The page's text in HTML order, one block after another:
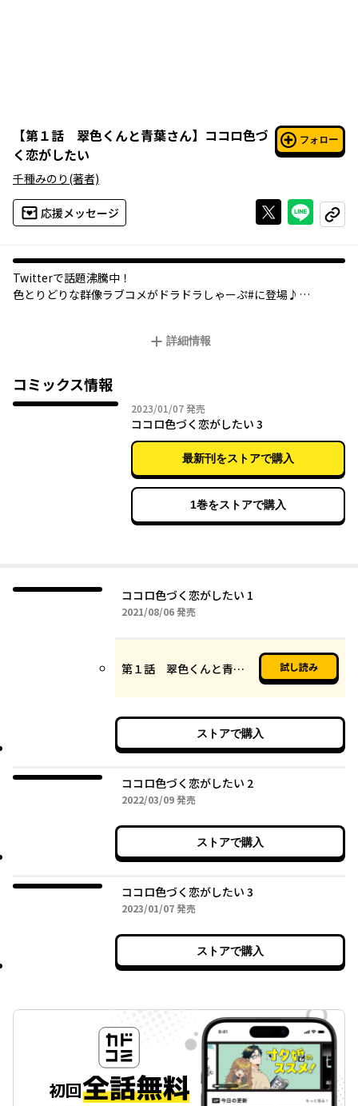
【第１話 翠色くんと青葉さん】 ココロ色づ
く恋がしたい
フォロー
千種みのり (著者)
応援メッセージ Xで投稿する
ライン
コピー
Twitterで話題沸騰中！
色とりどりな群像ラブコメがドラドラしゃーぷ#に登場♪
な妹”個性豊かなヒロインたちが、それぞれの相手と繰り広げるイ
ください…！
詳細情報
コミックス情報
2023/01/072023年01月07日
発売
ココロ色づく恋がしたい 3
最新刊をストアで購入
1巻をストアで購入
ココロ色づく恋がしたい 1
2021/08/062021年08月06日
発売
第１話 翠色くんと青葉さん 試し読み
ストアで購入
ココロ色づく恋がしたい 2
2022/03/092022年03月09日
発売
ストアで購入
ココロ色づく恋がしたい 3
2023/01/072023年01月07日
発売
ストアで購入